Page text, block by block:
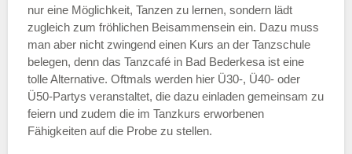
nur eine Möglichkeit, Tanzen zu lernen, sondern lädt
zugleich zum fröhlichen Beisammensein ein. Dazu muss
man aber nicht zwingend einen Kurs an der Tanzschule
belegen, denn das Tanzcafé in Bad Bederkesa ist eine
tolle Alternative. Oftmals werden hier Ü30-, Ü40- oder
Ü50-Partys veranstaltet, die dazu einladen gemeinsam zu
feiern und zudem die im Tanzkurs erworbenen
Fähigkeiten auf die Probe zu stellen.